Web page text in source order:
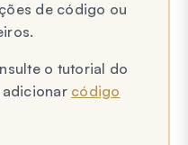
de código ou
o tutorial do
código